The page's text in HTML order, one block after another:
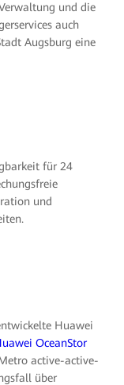
und die
auch
Augsburg eine
für 24
und
Huawei
OceanStor
active-active-
über